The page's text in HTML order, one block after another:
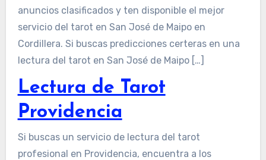
anuncios clasificados y ten disponible el mejor
servicio del tarot en San José de Maipo en
Cordillera. Si buscas predicciones certeras en una
lectura del tarot en San José de Maipo […]
Lectura de Tarot
Providencia
Si buscas un servicio de lectura del tarot
profesional en Providencia, encuentra a los